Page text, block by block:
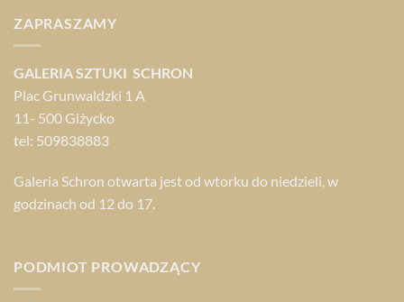
ZAPRASZAMY
GALERIA SZTUKI SCHRON
Plac Grunwaldzki 1 A
11- 500 Giżycko
tel: 509838883
Galeria Schron otwarta jest od wtorku do niedzieli, w
godzinach od 12 do 17.
PODMIOT PROWADZĄCY